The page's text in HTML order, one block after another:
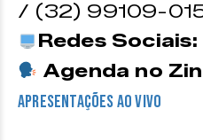
/ (32) 99109-
Redes Sociais:
Agenda no
apresentações ao vivo